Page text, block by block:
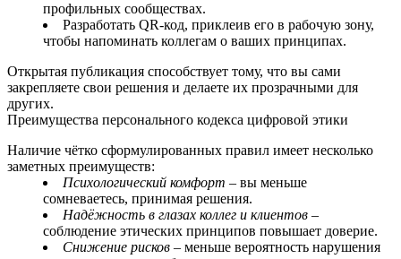
профильных сообществах.
Разработать QR‑код, приклеив его в рабочую зону,
чтобы напоминать коллегам о ваших принципах.
Открытая публикация способствует тому, что вы сами
закрепляете свои решения и делаете их прозрачными для
других.
Преимущества персонального кодекса цифровой этики
Наличие чётко сформулированных правил имеет несколько
заметных преимуществ:
Психологический комфорт – вы меньше
сомневаетесь, принимая решения.
Надёжность в глазах коллег и клиентов –
соблюдение этических принципов повышает доверие.
Снижение рисков – меньше вероятность нарушения